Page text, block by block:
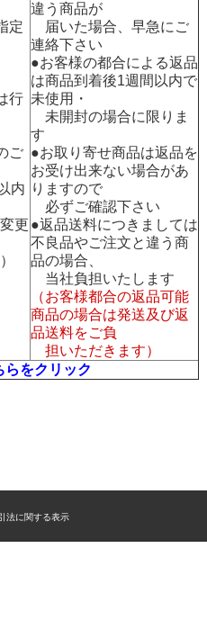
定
行
ご
内
更
違う商品が
届いた場合、早急にご
連絡下さい
●お客様の都合による返品
は商品到着後1週間以内で
未使用・
未開封の場合に限りま
す
●お取り寄せ商品は返品を
お受け出来ない場合があ
りますので
必ずご確認下さい
●返品送料につきましては
不良品やご注文と違う商
品の場合、
当社負担いたします
（お客様都合の返品可能
商品の場合は発送及び返
品送料をご負
担いただきます）
らをクリック
法に関する表示